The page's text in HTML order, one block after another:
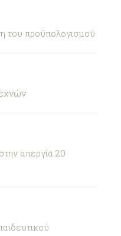
του προϋπολογισμού
απεργία 20